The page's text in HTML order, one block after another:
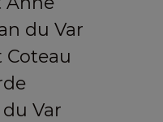
du Var
Coteau
Var